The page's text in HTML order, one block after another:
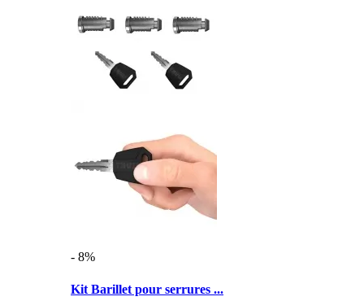
- 8%
Kit Barillet pour serrures ...